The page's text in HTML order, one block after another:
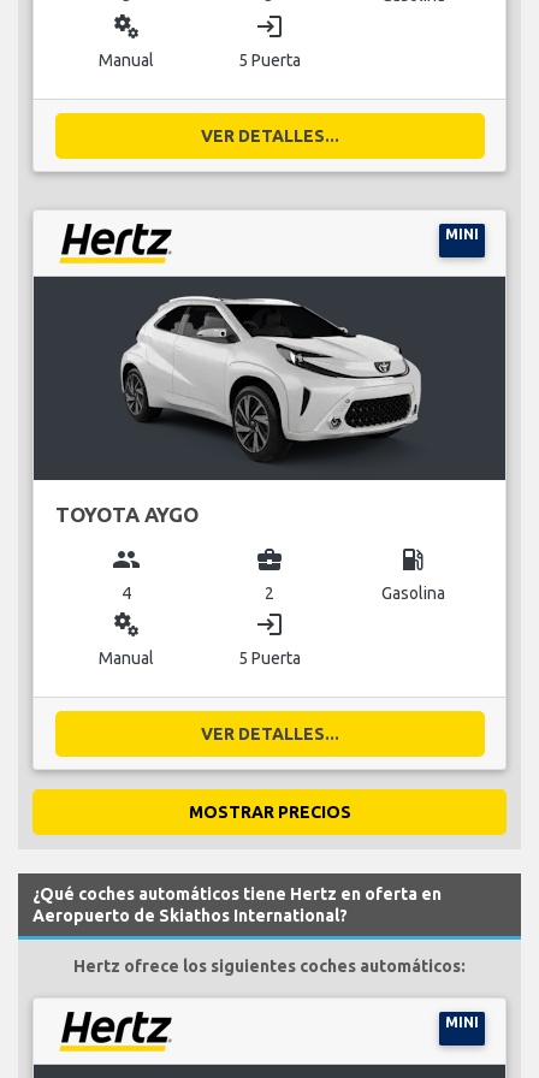
miscellaneous_services
Manual
login
5 Puerta
VER DETALLES...
MINI
TOYOTA AYGO
group
4
business_center
2
local_gas_station
Gasolina
miscellaneous_services
Manual
login
5 Puerta
VER DETALLES...
MOSTRAR PRECIOS
¿Qué coches automáticos tiene Hertz en oferta en
Aeropuerto de Skiathos International?
Hertz ofrece los siguientes coches automáticos:
MINI